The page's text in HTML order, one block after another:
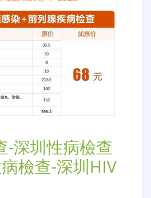
-深圳性病檢查
檢查-深圳HIV